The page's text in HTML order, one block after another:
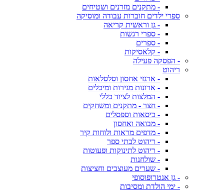
- מתקנים מזרנים ושטיחים
ספרי ילדים חוברות עבודה ומוסיקה
- גן וראשית קריאה
- ספרי רגשות
- ספרים
- קלאסיקות
- הפסקה פעילה
ריהוט
- ארגזי אחסון וסלסלאות
- ארונות מגירות ומיכלים
- המלצות לציוד כללי
- חצר - מתקנים ומשחקים
- כיסאות וספסלים
- מבואה ואחסון
- מדפים מראות ולוחות קיר
- ריהוט לבתי ספר
- ריהוט לתינוקות ופעוטות
- שולחנות
- שערים מעוצבים וחציצות
- גן אנטרופוסופי
- ימי הולדת ומסיבות